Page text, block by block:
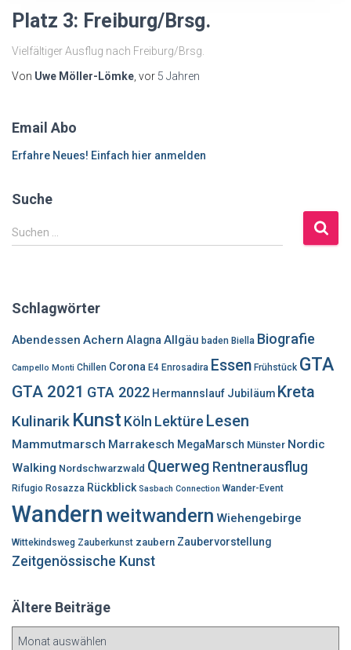
Platz 3: Freiburg/Brsg.
Vielfältiger Ausflug nach Freiburg/Brsg.
Von Uwe Möller-Lömke , vor 5 Jahren
Email Abo
Erfahre Neues! Einfach hier anmelden
Suche
S
u
n
a
c
:
Suchen …
Schlagwörter
Abendessen Achern Alagna Allgäu baden Biella Biografie
Campello Monti Chillen Corona E4 Enrosadira Essen Frühstück GTA
GTA 2021 GTA 2022 Hermannslauf Jubiläum Kreta
Kulinarik Kunst Köln LektüreLesen
Mammutmarsch Marrakesch MegaMarsch Münster Nordic
Walking Nordschwarzwald Querweg Rentnerausflug
Rifugio Rosazza Rückblick Sasbach Connection Wander-Event
Wandern weitwandern Wiehengebirge
Wittekindsweg Zauberkunst zaubern Zaubervorstellung
Zeitgenössische Kunst
Ältere Beiträge